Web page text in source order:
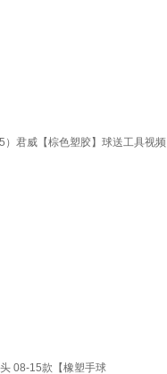
君威【棕色塑胶】球送工具视频
08-15款【橡塑手球